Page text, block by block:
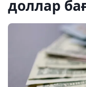
доллар